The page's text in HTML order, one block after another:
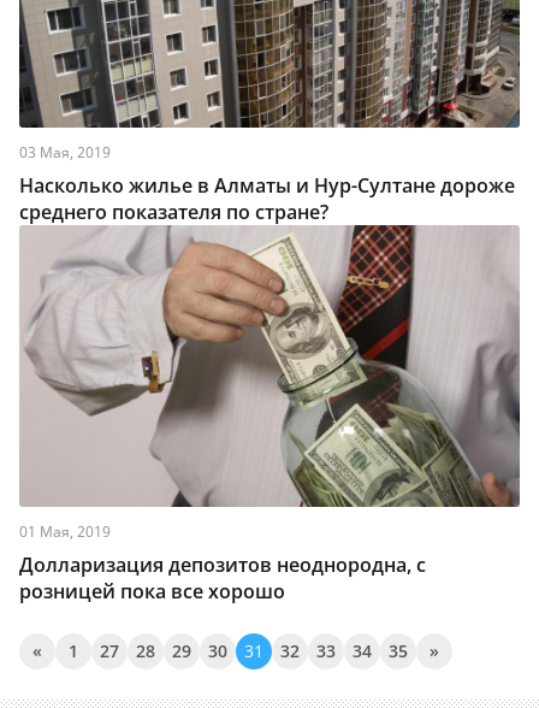
03 Мая, 2019
Насколько жилье в Алматы и Нур-Султане дороже
среднего показателя по стране?
01 Мая, 2019
Долларизация депозитов неоднородна, с
розницей пока все хорошо
« 1 27 28 29 30 31 32 33 34 35 »